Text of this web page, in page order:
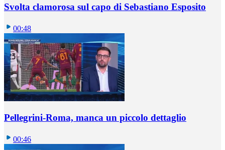
Svolta clamorosa sul capo di Sebastiano Esposito
00:48
Pellegrini-Roma, manca un piccolo dettaglio
00:46